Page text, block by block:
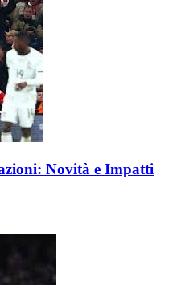
Novità e Impatti